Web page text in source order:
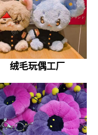
绒毛玩偶工厂